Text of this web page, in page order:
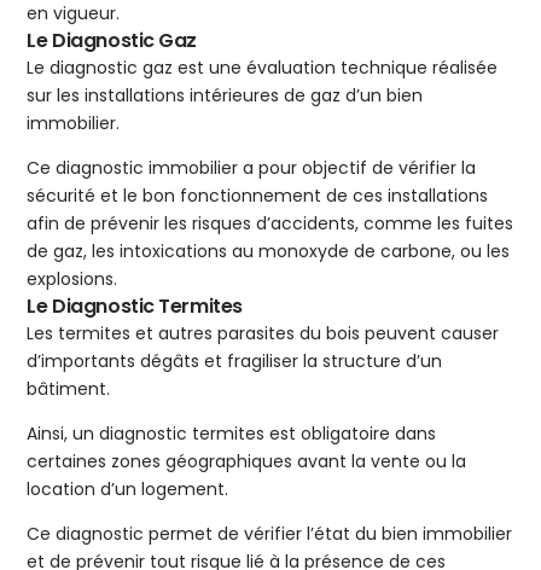
en vigueur.
Le Diagnostic Gaz
Le diagnostic gaz est une évaluation technique réalisée
sur les installations intérieures de gaz d’un bien
immobilier.
Ce diagnostic immobilier a pour objectif de vérifier la
sécurité et le bon fonctionnement de ces installations
afin de prévenir les risques d’accidents, comme les fuites
de gaz, les intoxications au monoxyde de carbone, ou les
explosions.
Le Diagnostic Termites
Les termites et autres parasites du bois peuvent causer
d’importants dégâts et fragiliser la structure d’un
bâtiment.
Ainsi, un diagnostic termites est obligatoire dans
certaines zones géographiques avant la vente ou la
location d’un logement.
Ce diagnostic permet de vérifier l’état du bien immobilier
et de prévenir tout risque lié à la présence de ces